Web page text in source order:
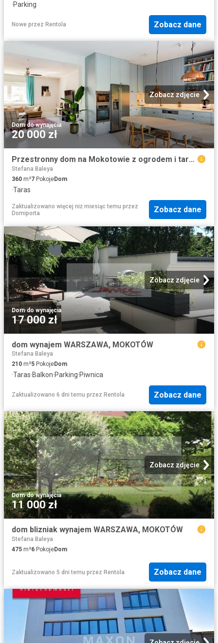
·Parking
Nowe przez Rentola Zobacz dane
Zobacz zdjęcie
Dom·do wynajęcia
20 000 zł
Przestronny dom na Mokotowie z ogrodem i tarasem
Stefana Baleya
360 m²7 PokojeDom
·Taras
Zaktualizowano więcej niż miesiąc temu przez
Domiporta
Zobacz dane
Zobacz zdjęcie
Dom·do wynajęcia
17 000 zł
dom wynajem WARSZAWA, MOKOTÓW
Stefana Baleya
210 m²5 PokojeDom
·Taras·Balkon·Parking·Piwnica
Zaktualizowano 6 dni temu przez Rentola Zobacz dane
Zobacz zdjęcie
Dom·do wynajęcia
11 000 zł
dom blizniak wynajem WARSZAWA, MOKOTÓW
Stefana Baleya
475 m²6 PokojeDom
Zaktualizowano 5 dni temu przez Rentola Zobacz dane